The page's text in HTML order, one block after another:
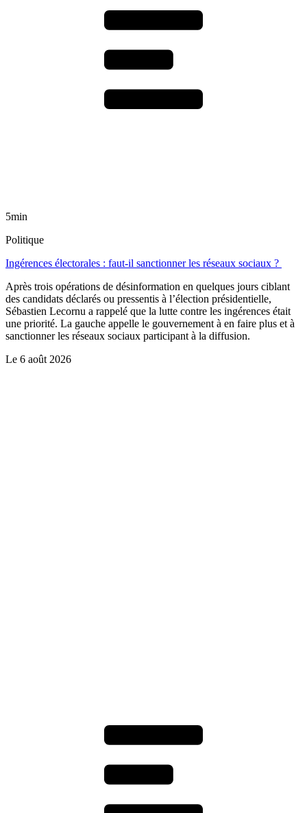
5min
Politique
Ingérences électorales : faut-il sanctionner les réseaux sociaux ?
Après trois opérations de désinformation en quelques jours ciblant
des candidats déclarés ou pressentis à l’élection présidentielle,
Sébastien Lecornu a rappelé que la lutte contre les ingérences était
une priorité. La gauche appelle le gouvernement à en faire plus et à
sanctionner les réseaux sociaux participant à la diffusion.
Le 6 août 2026